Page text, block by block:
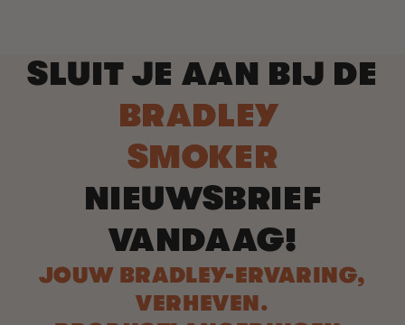
SLUIT JE AAN BIJ DE
BRADLEY
SMOKER
NIEUWSBRIEF
VANDAAG!
JOUW BRADLEY-ERVARING,
VERHEVEN.